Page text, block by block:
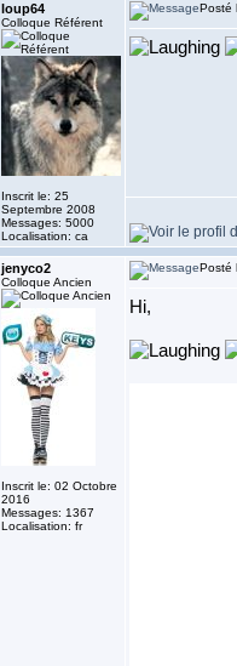
loup64
Colloque Référent
Inscrit le: 25
Septembre 2008
Messages: 5000
Localisation: ca
Posté
jenyco2
Colloque Ancien
Inscrit le: 02 Octobre
2016
Messages: 1367
Localisation: fr
Posté
Hi,